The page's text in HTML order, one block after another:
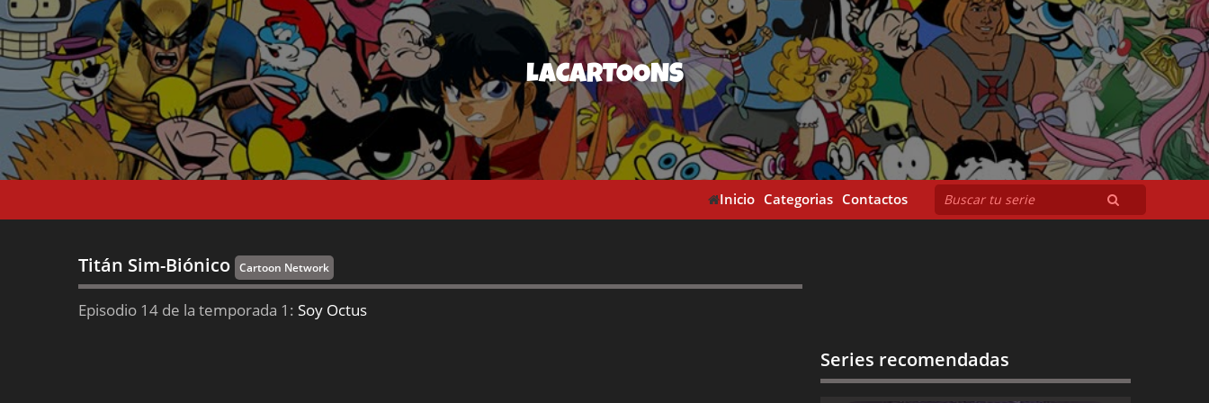
LACARTOONS
Inicio Categorias Contactos
Titán Sim-Biónico Cartoon Network
Episodio 14 de la temporada 1: Soy Octus
Series recomendadas